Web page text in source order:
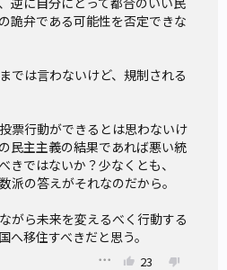
詭弁である可能性を否定できな
では言わないけど、規制される
票行動ができるとは思わないけ
民主主義の結果であれば悪い統
きではないか？少なくとも、
派の答えがそれなのだから。
がら未来を変えるべく行動する
へ移住すべきだと思う。
23